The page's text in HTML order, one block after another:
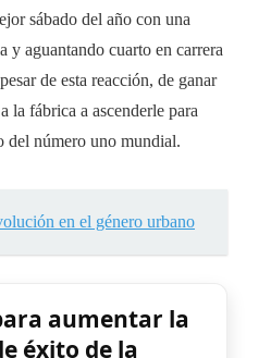
sábado del año con una
y aguantando cuarto en carrera
de esta reacción, de ganar
la fábrica a ascenderle para
del número uno mundial.
en el género urbano
aumentar la
éxito de la